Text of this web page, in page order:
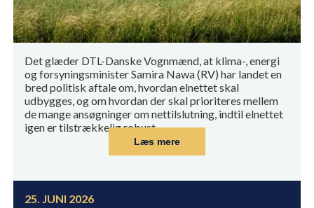
Det glæder DTL-Danske Vognmænd, at klima-, energi
og forsyningsminister Samira Nawa (RV) har landet en
bred politisk aftale om, hvordan elnettet skal
udbygges, og om hvordan der skal prioriteres mellem
de mange ansøgninger om nettilslutning, indtil elnettet
igen er tilstrækkelig robust.
Læs mere
25. JUNI 2026